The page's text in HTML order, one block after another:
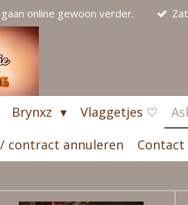
online gewoon verder.
Brynxz Vlaggetjes ♡
contract annuleren Contact